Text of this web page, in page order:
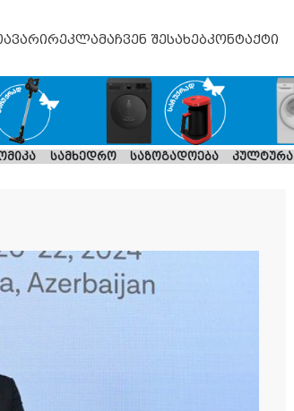
რეკლამაჩვენ შესახებკონტაქტი
სამხედრო საზოგადოება კულტურა